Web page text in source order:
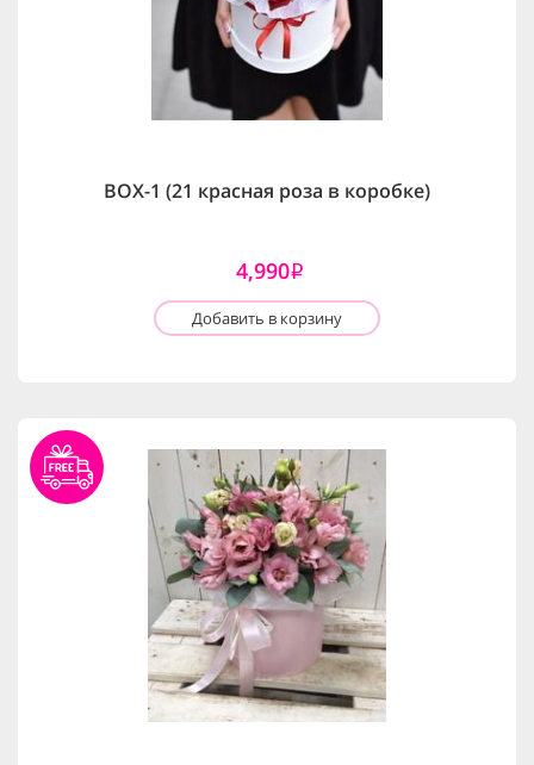
BOX-1 (21 красная роза в коробке)
4,990i
Добавить в корзину